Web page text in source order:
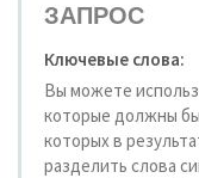
ЗАПРОС
Ключевые слова:
Вы можете
которые должны
которых в
разделить слова